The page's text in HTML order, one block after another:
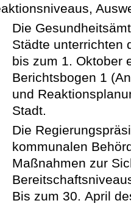
Die
Städte unterrichten
bis zum 1. Oktober
Berichtsbogen 1
und
Stadt.
Die
kommunalen
Maßnahmen zur
Bis zum 30. April